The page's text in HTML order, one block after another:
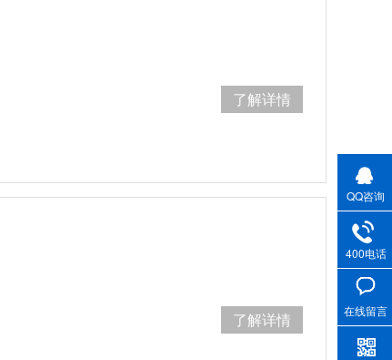
了解详情
了解详情
QQ咨询
400电话
在线留言